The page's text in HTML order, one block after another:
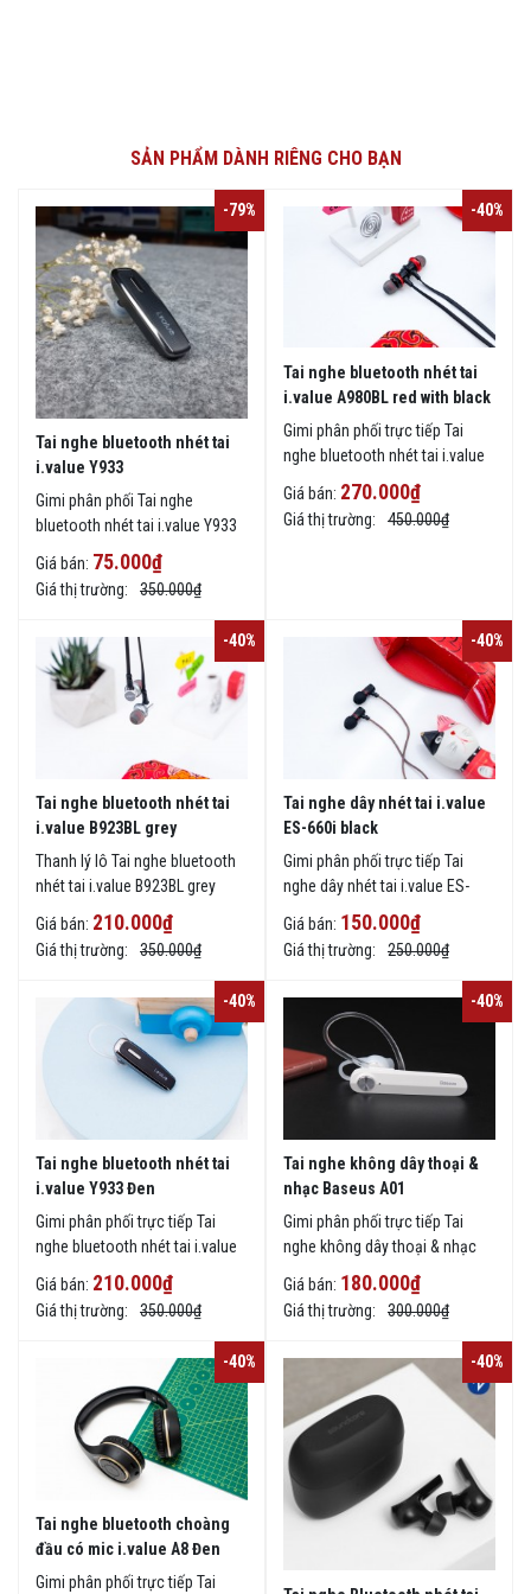
SẢN PHẨM DÀNH RIÊNG CHO BẠN
Tai nghe bluetooth nhét tai
i.value Y933
Gimi phân phối Tai nghe
bluetooth nhét tai i.value Y933
thuộc phân khúc tai nghe nhét
tai bluetooth giá rẻ nhưng được
đánh giá rất cao về chất lượng
và là một sản phẩm lý tưởng
đáp cho nhu cầu đàm thoại linh
hoạt
Giá bán: 75.000₫
Giá thị trường: 350.000₫
-79%
Tai nghe bluetooth nhét tai
i.value A980BL red with black
Gimi phân phối trực tiếp Tai
nghe bluetooth nhét tai i.value
A980BL red with black hàng
chính hãng giá rẻ tại tphcm,
giao hàng trên toàn quốc
Giá bán: 270.000₫
Giá thị trường: 450.000₫
-40%
Tai nghe bluetooth nhét tai
i.value B923BL grey
Thanh lý lô Tai nghe bluetooth
nhét tai i.value B923BL grey
hàng chính hãng giá rẻ tại
tphcm, giao hàng trên toàn
quốc
Giá bán: 210.000₫
Giá thị trường: 350.000₫
-40%
Tai nghe dây nhét tai i.value
ES-660i black
Gimi phân phối trực tiếp Tai
nghe dây nhét tai i.value ES-
660i black chính hãng giá rẻ tại
TPHCM, giao hàng toàn quốc.
Giá bán: 150.000₫
Giá thị trường: 250.000₫
-40%
Tai nghe bluetooth nhét tai
i.value Y933 Đen
Gimi phân phối trực tiếp Tai
nghe bluetooth nhét tai i.value
Y933 Đen chính hãng giá rẻ tại
TPHCM, giao hàng toàn quốc.
Giá bán: 210.000₫
Giá thị trường: 350.000₫
-40%
Tai nghe không dây thoại &
nhạc Baseus A01
Gimi phân phối trực tiếp Tai
nghe không dây thoại & nhạc
Baseus A01 chính hãng giá rẻ
tại TPHCM, giao hàng toàn
quốc.
Giá bán: 180.000₫
Giá thị trường: 300.000₫
-40%
Tai nghe bluetooth choàng
đầu có mic i.value A8 Đen
Gimi phân phối trực tiếp Tai
-40% -40%